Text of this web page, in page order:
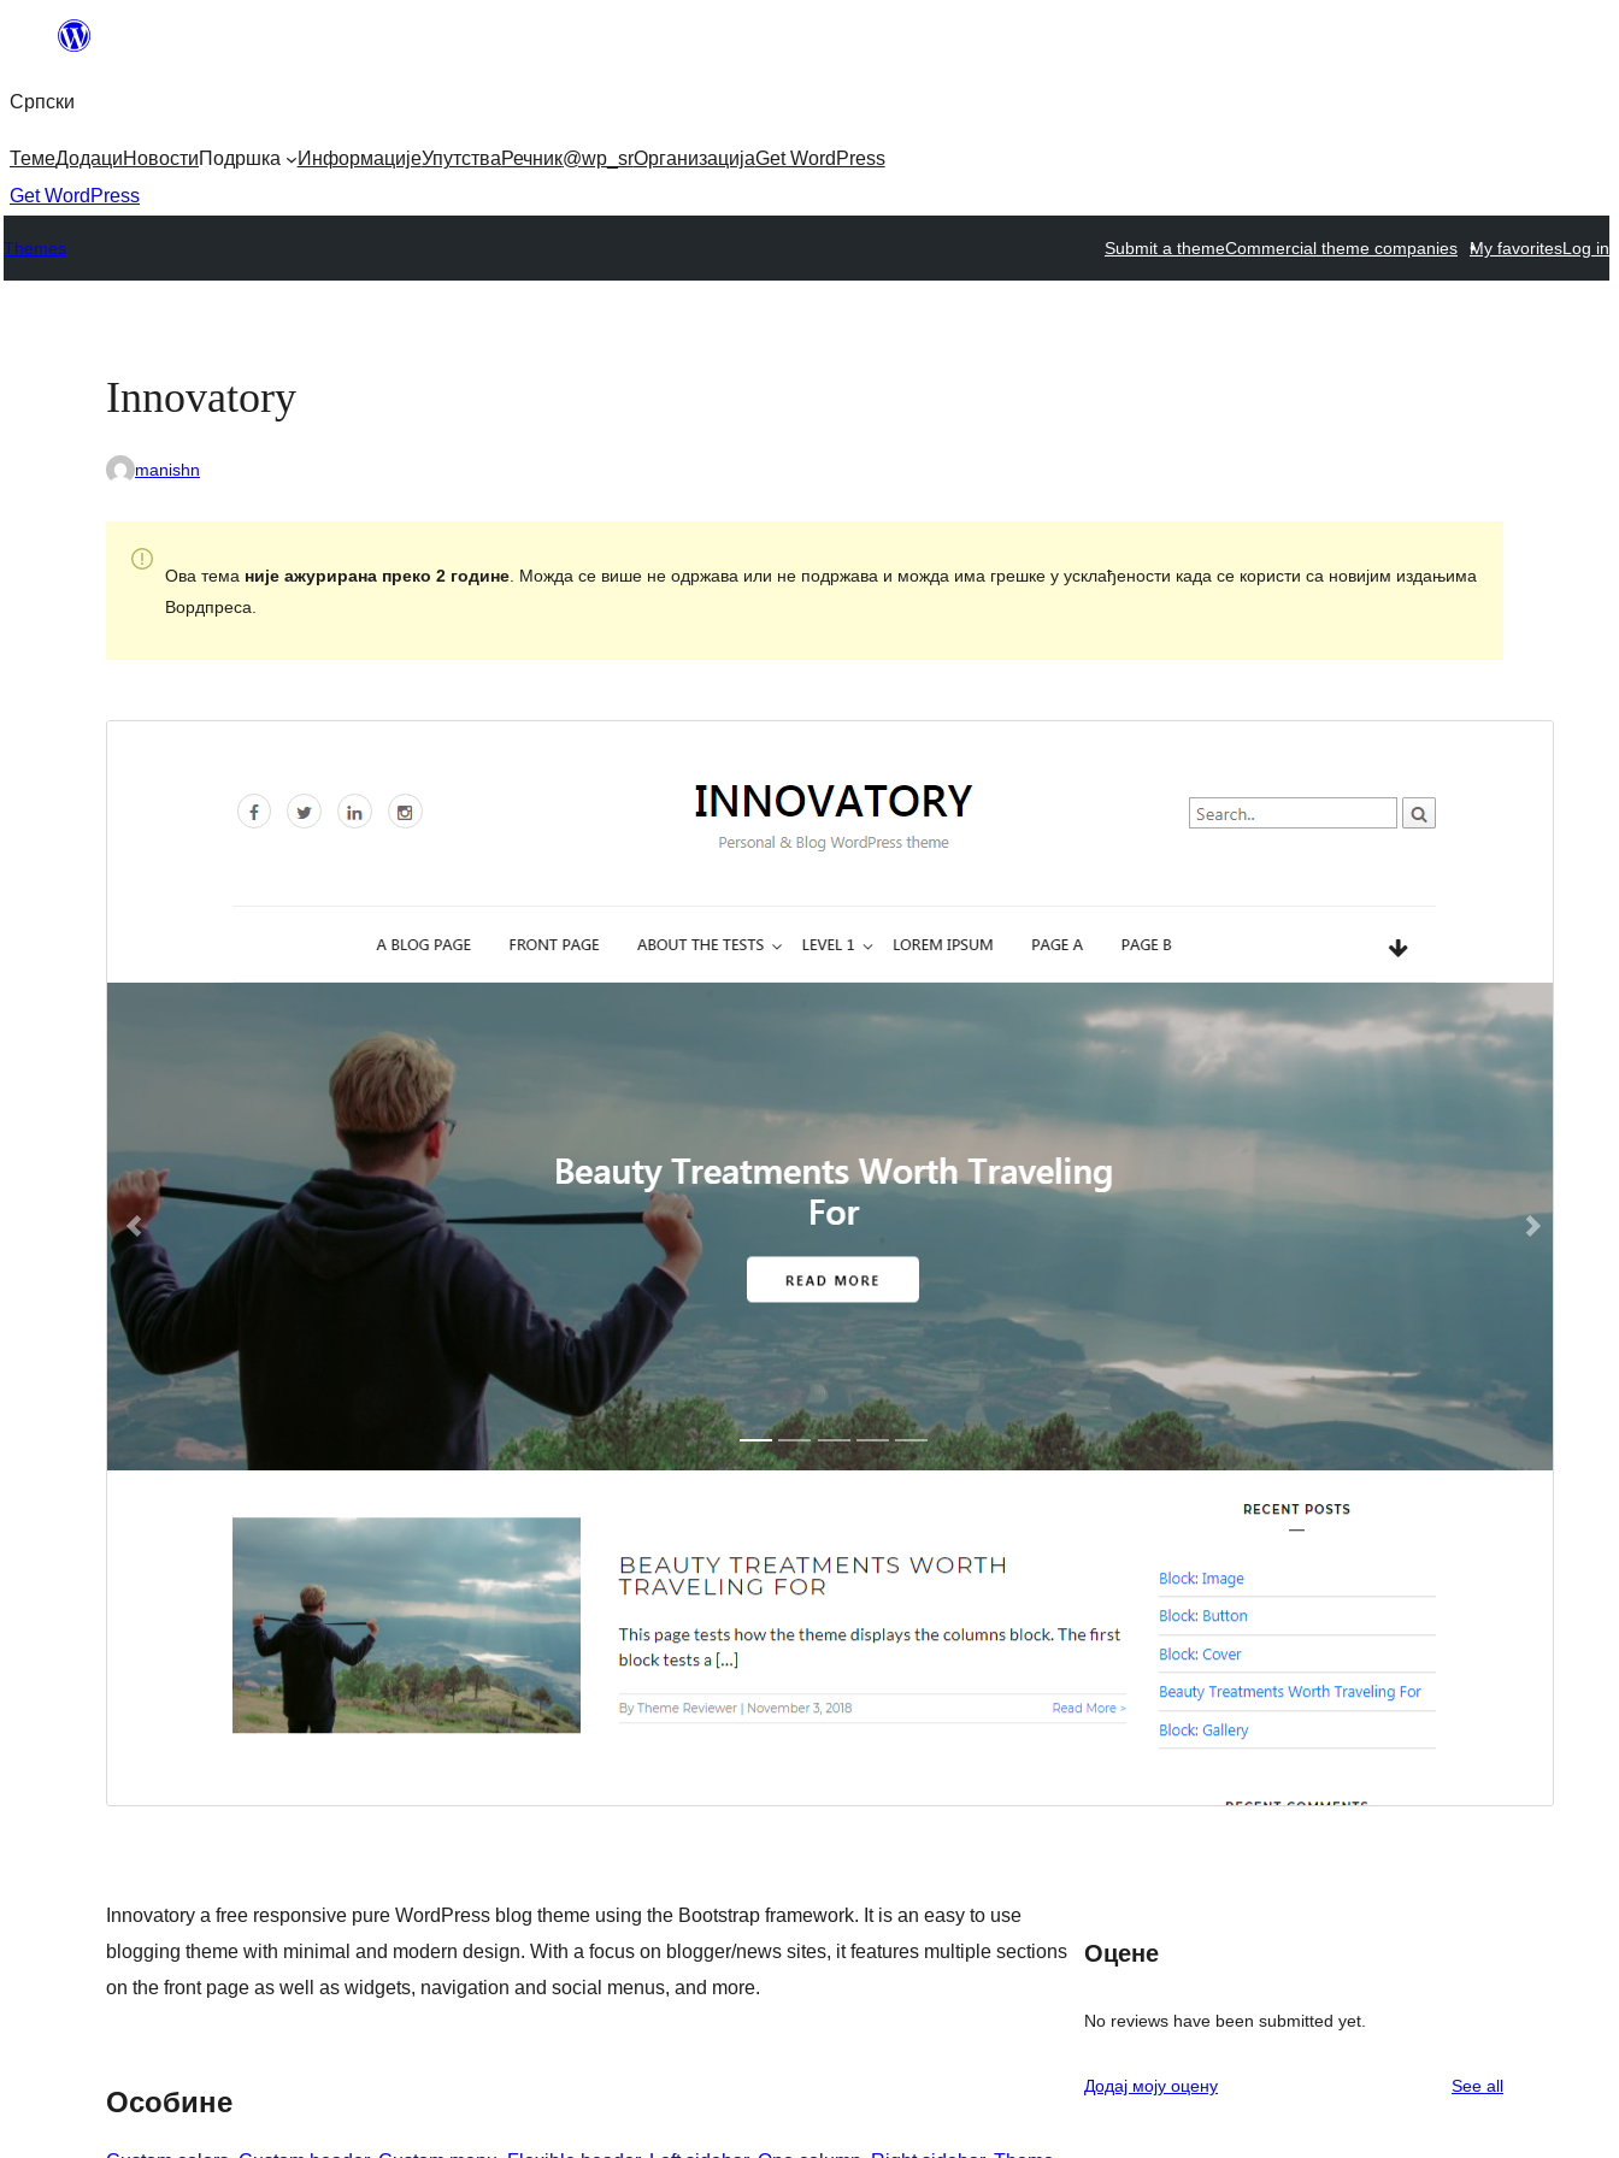
Скочи
садржај
Српски
ТемеДодациНовостиПодршка ИнформацијеУпутстваРечник@wp_srОрганизацијаGet WordPress
Get WordPress
Themes Submit a themeCommercial theme companies My favoritesLog in
Innovatory
manishn
Ова тема није ажурирана преко 2 године. Можда се више не одржава или не подржава и можда има грешке у усклађености када се користи са новијим издањима
Вордпреса.
27. март 2020.
Innovatory a free responsive pure WordPress blog theme using the Bootstrap framework. It is an easy to use
blogging theme with minimal and modern design. With a focus on blogger/news sites, it features multiple sections
on the front page as well as widgets, navigation and social menus, and more.
Особине
Оцене
No reviews have been submitted yet.
Додај моју оцену See allreviews